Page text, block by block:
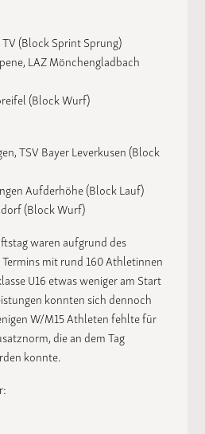
(Block Sprint Sprung)
LAZ Mönchengladbach
(Block Wurf)
TSV Bayer Leverkusen (Block
Aufderhöhe (Block Lauf)
(Block Wurf)
waren aufgrund des
mit rund 160 Athletinnen
U16 etwas weniger am Start
konnten sich dennoch
W/M15 Athleten fehlte für
die an dem Tag
konnte.